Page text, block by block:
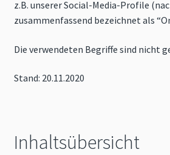
z.B. unserer Social-Media-Profile
zusammenfassend bezeichnet als
Die verwendeten Begriffe sind nicht
Stand: 20.11.2020
Inhaltsübersicht